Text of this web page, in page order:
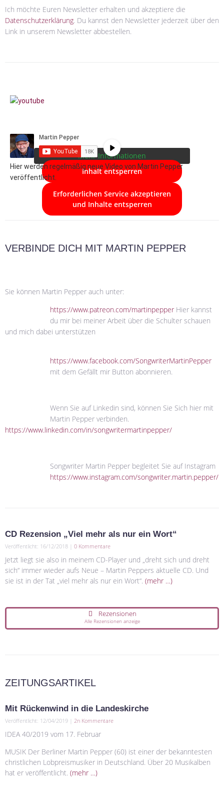
Ich möchte Euren Newsletter erhalten und akzeptiere die
Datenschutzerklärung. Du kannst den Newsletter jederzeit über den
Link in unserem Newsletter abbestellen.
Sie sehen gerade einen Platzhalterinhalt
dass dabei Daten an Drittanbieter
weitergegeben werden.
Mehr Informationen
Inhalt entsperren
Erforderlichen Service akzeptieren
und Inhalte entsperren
Hier werden regelmäßig neue Video von Martin Pepper
veröffentlicht.
VERBINDE DICH MIT MARTIN PEPPER
Sie können Martin Pepper auch unter:
https://www.patreon.com/martinpepper Hier kannst
du mir bei meiner Arbeit über die Schulter schauen
und mich dabei unterstützen
https://www.facebook.com/SongwriterMartinPepper
mit dem Gefällt mir Button abonnieren.
Wenn Sie auf Linkedin sind, können Sie Sich hier mit
Martin Pepper verbinden.
https://www.linkedin.com/in/songwritermartinpepper/
Songwriter Martin Pepper begleitet Sie auf Instagram
https://www.instagram.com/songwriter.martin.pepper/
CD Rezension „Viel mehr als nur ein Wort“
Veröffentlicht: 16/12/2018 | 0 Kommentare
Jetzt liegt sie also in meinem CD-Player und „dreht sich und dreht
sich“ immer wieder aufs Neue – Martin Peppers aktuelle CD. Und
sie ist in der Tat „viel mehr als nur ein Wort“. (mehr …)
Rezensionen
Alle Rezensionen anzeige
ZEITUNGSARTIKEL
Mit Rückenwind in die Landeskirche
Veröffentlicht: 12/04/2019 | 2n Kommentare
IDEA 40/2019 vom 17. Februar
MUSIK Der Berliner Martin Pepper (60) ist einer der bekanntesten
christlichen Lobpreismusiker in Deutschland. Über 20 Musikalben
hat er veröffentlicht. (mehr …)